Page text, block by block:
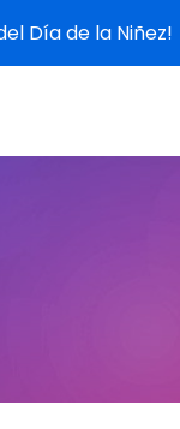
Día de la Niñez!